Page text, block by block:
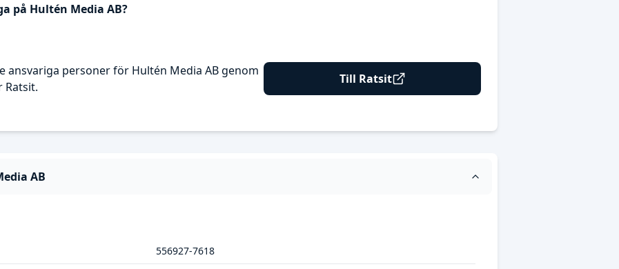
på Hultén Media AB?
ansvariga personer för Hultén Media AB genom
Ratsit.
Till Ratsit
AB
556927-7618